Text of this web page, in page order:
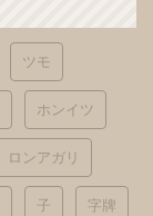
ツモ
ホンイツ
ロンアガリ
子 字牌